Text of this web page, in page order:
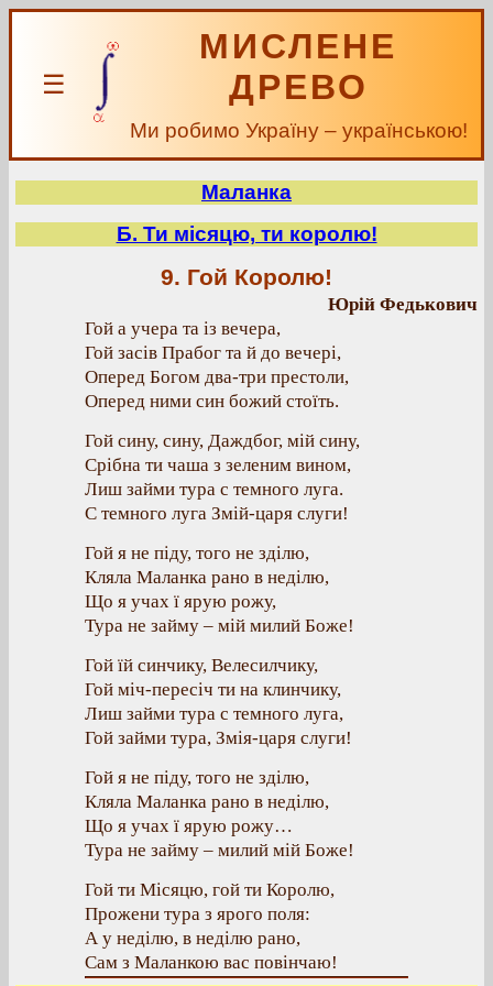
☰
МИСЛЕНЕ
ДРЕВО
Ми робимо Україну – українською!
Маланка
Б. Ти місяцю, ти королю!
9. Гой Королю!
Юрій Федькович
Гой а учера та із вечера,
Гой засів Прабог та й до вечері,
Оперед Богом два-три престоли,
Оперед ними син божий стоїть.
Гой сину, сину, Даждбог, мій сину,
Срібна ти чаша з зеленим вином,
Лиш займи тура с темного луга.
С темного луга Змій-царя слуги!
Гой я не піду, того не зділю,
Кляла Маланка рано в неділю,
Що я учах ї ярую рожу,
Тура не займу – мій милий Боже!
Гой їй синчику, Велесилчику,
Гой міч-пересіч ти на клинчику,
Лиш займи тура с темного луга,
Гой займи тура, Змія-царя слуги!
Гой я не піду, того не зділю,
Кляла Маланка рано в неділю,
Що я учах ї ярую рожу…
Тура не займу – милий мій Боже!
Гой ти Місяцю, гой ти Королю,
Прожени тура з ярого поля:
А у неділю, в неділю рано,
Сам з Маланкою вас повінчаю!